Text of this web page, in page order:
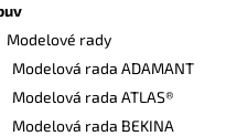
Modelové rady
Modelová rada ADAMANT
Modelová rada ATLAS®
Modelová rada BEKINA